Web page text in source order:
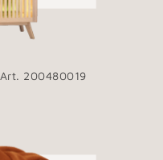
Art. 200480019